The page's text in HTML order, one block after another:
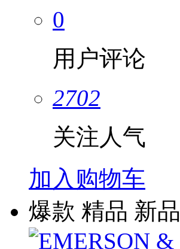
0
用户评论
2702
关注人气
加入购物车
爆款 精品 新品